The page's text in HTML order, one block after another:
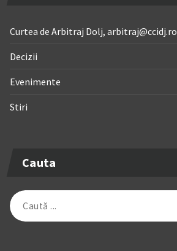
Curtea de Arbitraj Dolj, arbitraj@ccidj.ro
Decizii
Evenimente
Stiri
Cauta
Caută
după: